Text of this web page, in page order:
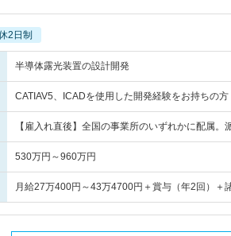
2日制
半導体露光装置の設計開発
CATIAV5、ICADを使用した開発経験をお持ちの方
【雇入れ直後】全国の事業所のいずれかに配属
530万円～960万円
月給27万400円～43万4700円＋賞与（年2回）